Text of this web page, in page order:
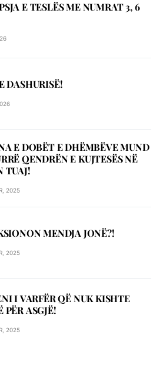
E TESLËS ME NUMRAT 3, 6
DASHURISË!
E DOBËT E DHËMBËVE MUND
QENDRËN E KUJTESËS NË
TUAJ!
2025
MENDJA JONË?!
2025
I VARFËR QË NUK KISHTE
PËR ASGJË!
2025